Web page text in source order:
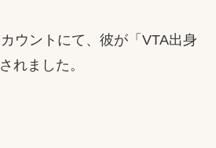
ウントにて、彼が「VTA出身
れました。